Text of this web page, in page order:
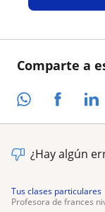
Comparte a
¿Hay algún
Tus clases particulares
profesora de frances